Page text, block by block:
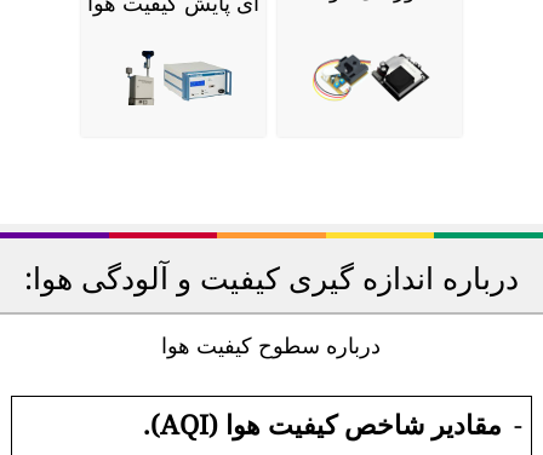
درباره اندازه گیری کیفیت و آلودگی هوا:
درباره سطوح کیفیت هوا
- مقادیر شاخص کیفیت هوا (AQI).